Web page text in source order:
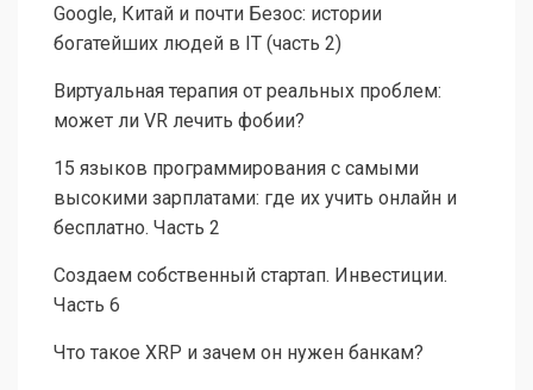
Google, Китай и почти Безос: истории
богатейших людей в IT (часть 2)
Виртуальная терапия от реальных проблем:
может ли VR лечить фобии?
15 языков программирования с самыми
высокими зарплатами: где их учить онлайн и
бесплатно. Часть 2
Создаем собственный стартап. Инвестиции.
Часть 6
Что такое XRP и зачем он нужен банкам?